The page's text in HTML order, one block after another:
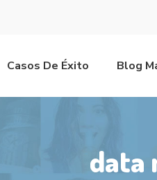
Casos De Éxito Blog
data